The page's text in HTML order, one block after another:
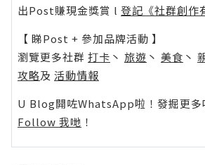
出Post賺現金獎賞 l 登記《社群創作
【 睇Post + 參加品牌活動 】
瀏覽更多社群 打卡 丶 旅遊 丶 美食 丶
攻略及 活動情報
U Blog開咗WhatsApp啦！發掘更多
Follow 我哋 ！